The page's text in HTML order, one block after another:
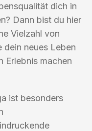
dich in
Dann bist du hier
Vielzahl von
neues Leben
Erlebnis machen
ist besonders